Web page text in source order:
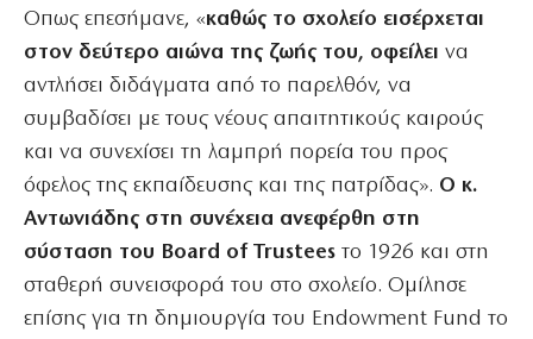
Οπως επεσήμανε, «καθώς το σχολείο εισέρχεται
στον δεύτερο αιώνα της ζωής του, οφείλει να
αντλήσει διδάγματα από το παρελθόν, να
συμβαδίσει με τους νέους απαιτητικούς καιρούς
και να συνεχίσει τη λαμπρή πορεία του προς
όφελος της εκπαίδευσης και της πατρίδας». Ο κ.
Αντωνιάδης στη συνέχεια ανεφέρθη στη
σύσταση του Board of Trustees το 1926 και στη
σταθερή συνεισφορά του στο σχολείο. Ομίλησε
επίσης για τη δημιουργία του Endowment Fund το